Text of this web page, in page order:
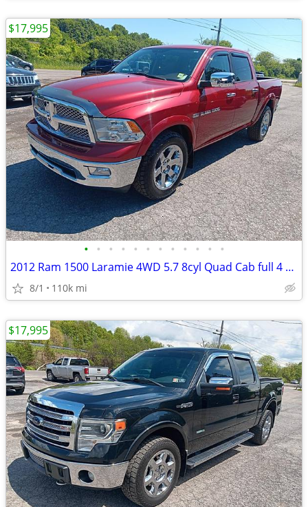
• • • • • • • • • • • •
2012 Ram 1500 Laramie 4WD 5.7 8cyl Quad Cab full 4 door full size truc
8/1 110k mi
$17,995
$17,995